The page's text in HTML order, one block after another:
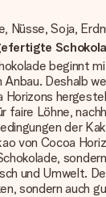
Nüsse, Soja,
beginnt
Deshalb
Horizons
faire Löhne,
der
von Cocoa
und Umwelt.
sondern auch